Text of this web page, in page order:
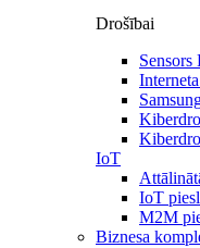
Drošībai
Sensors
Interneta
IoT
IoT
M2M
Biznesa